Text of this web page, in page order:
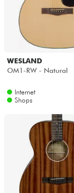
WESLAND
OM1-RW - Natural
Internet
Shops